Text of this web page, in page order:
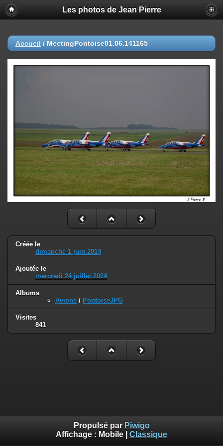
Les photos de Jean Pierre
Accueil / MeetingPontoise01.06.141165
Créée le
dimanche 1 juin 2014
Ajoutée le
mercredi 24 juillet 2024
Albums
Avions / PontoiseJPG
Visites
841
Propulsé par Piwigo
Affichage : Mobile Classique